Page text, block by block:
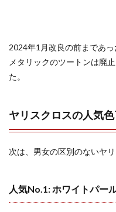
2024年1月改良の前まであ
メタリックのツートンは廃
た。
ヤリスクロスの人気
次は、男女の区別のないヤ
人気No.1: ホワイトパー